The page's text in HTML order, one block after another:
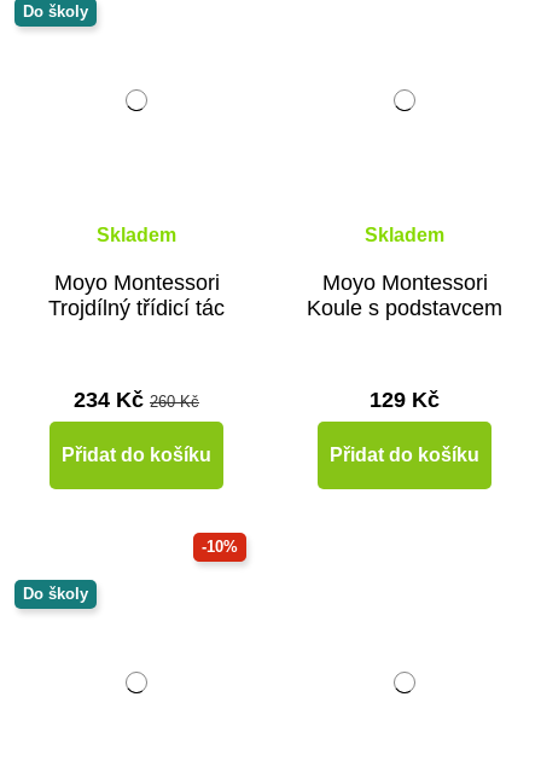
Do školy
Skladem
Moyo Montessori
Trojdílný třídicí tác
234 Kč 260 Kč
Přidat do košíku
Skladem
Moyo Montessori
Koule s podstavcem
129 Kč
Přidat do košíku
-10%
Do školy